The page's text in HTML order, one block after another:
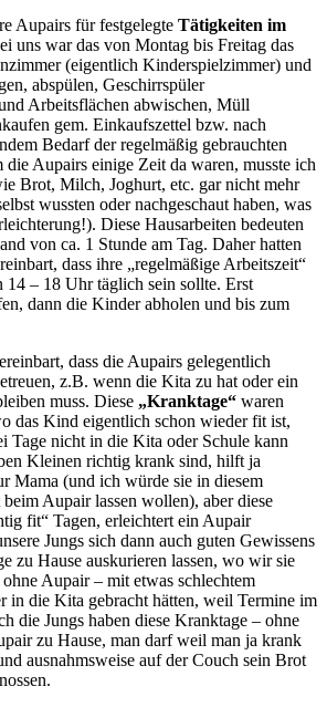
Aupairs für festgelegte Tätigkeiten im
uns war das von Montag bis Freitag das
(eigentlich Kinderspielzimmer) und
abspülen, Geschirrspüler
Arbeitsflächen abwischen, Müll
gem. Einkaufszettel bzw. nach
Bedarf der regelmäßig gebrauchten
die Aupairs einige Zeit da waren, musste ich
Brot, Milch, Joghurt, etc. gar nicht mehr
wussten oder nachgeschaut haben, was
Diese Hausarbeiten bedeuten
von ca. 1 Stunde am Tag. Daher hatten
dass ihre „regelmäßige Arbeitszeit“
14 – 18 Uhr täglich sein sollte. Erst
dann die Kinder abholen und bis zum
dass die Aupairs gelegentlich
z.B. wenn die Kita zu hat oder ein
muss. Diese „Kranktage“ waren
das Kind eigentlich schon wieder fit ist,
Tage nicht in die Kita oder Schule kann
Kleinen richtig krank sind, hilft ja
Mama (und ich würde sie in diesem
Aupair lassen wollen), aber diese
fit“ Tagen, erleichtert ein Aupair
Jungs sich dann auch guten Gewissens
zu Hause auskurieren lassen, wo wir sie
Aupair – mit etwas schlechtem
in die Kita gebracht hätten, weil Termine im
die Jungs haben diese Kranktage – ohne
zu Hause, man darf weil man ja krank
ausnahmsweise auf der Couch sein Brot